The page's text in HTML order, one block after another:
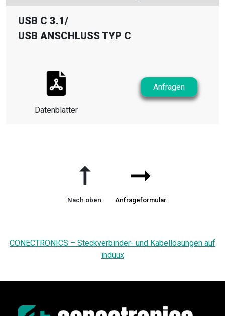
USB C 3.1/
USB ANSCHLUSS TYP C
Datenblätter
Anfragen
➞
Nach oben
➞
Anfrageformular
CONECTRONICS – Steckverbinder- und Kabellösungen auf
induux